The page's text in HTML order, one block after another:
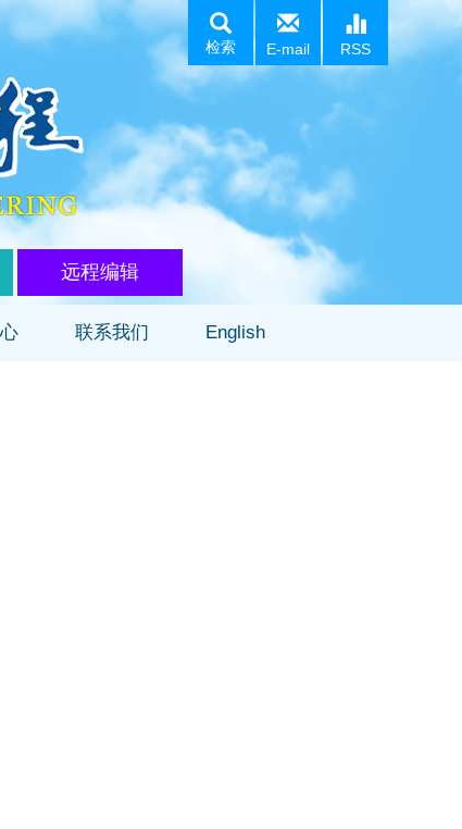
检索 E-mail RSS
远程编辑
联系我们 English